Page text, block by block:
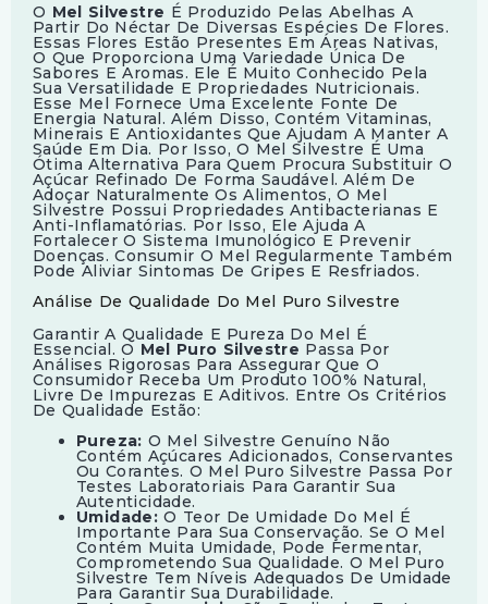
O Mel Silvestre É Produzido Pelas Abelhas A
Partir Do Néctar De Diversas Espécies De Flores.
Essas Flores Estão Presentes Em Áreas Nativas,
O Que Proporciona Uma Variedade Única De
Sabores E Aromas. Ele É Muito Conhecido Pela
Sua Versatilidade E Propriedades Nutricionais.
Esse Mel Fornece Uma Excelente Fonte De
Energia Natural. Além Disso, Contém Vitaminas,
Minerais E Antioxidantes Que Ajudam A Manter A
Saúde Em Dia. Por Isso, O Mel Silvestre É Uma
Ótima Alternativa Para Quem Procura Substituir O
Açúcar Refinado De Forma Saudável. Além De
Adoçar Naturalmente Os Alimentos, O Mel
Silvestre Possui Propriedades Antibacterianas E
Anti-Inflamatórias. Por Isso, Ele Ajuda A
Fortalecer O Sistema Imunológico E Prevenir
Doenças. Consumir O Mel Regularmente Também
Pode Aliviar Sintomas De Gripes E Resfriados.
Análise De Qualidade Do Mel Puro Silvestre
Garantir A Qualidade E Pureza Do Mel É
Essencial. O Mel Puro Silvestre Passa Por
Análises Rigorosas Para Assegurar Que O
Consumidor Receba Um Produto 100% Natural,
Livre De Impurezas E Aditivos. Entre Os Critérios
De Qualidade Estão:
Pureza: O Mel Silvestre Genuíno Não
Contém Açúcares Adicionados, Conservantes
Ou Corantes. O Mel Puro Silvestre Passa Por
Testes Laboratoriais Para Garantir Sua
Autenticidade.
Umidade: O Teor De Umidade Do Mel É
Importante Para Sua Conservação. Se O Mel
Contém Muita Umidade, Pode Fermentar,
Comprometendo Sua Qualidade. O Mel Puro
Silvestre Tem Níveis Adequados De Umidade
Para Garantir Sua Durabilidade.